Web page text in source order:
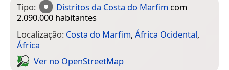
Tipo: Distritos da Costa do Marfim com
2.090.000 habitantes
Localização: Costa do Marfim, África Ocidental,
África
Ver no Open­Street­Map